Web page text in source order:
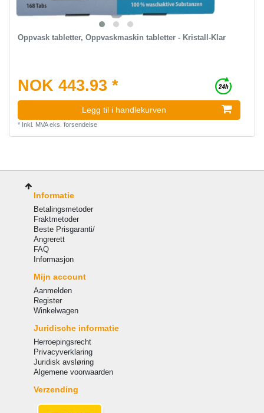
Oppvask tabletter, Oppvaskmaskin tabletter - Kristall-Klar
NOK 443.93 *
Legg til i handlekurven
* Inkl. MVAeks. forsendelse
Informatie
Betalingsmetoder
Fraktmetoder
Beste Prisgaranti/
Angrerett
FAQ
Informasjon
Mijn account
Aanmelden
Register
Winkelwagen
Juridische informatie
Herroepingsrecht
Privacyverklaring
Juridisk avsløring
Algemene voorwaarden
Verzending